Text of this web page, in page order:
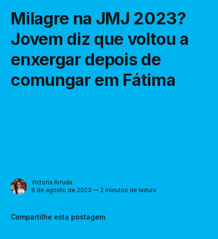
Milagre na JMJ 2023?
Jovem diz que voltou a
enxergar depois de
comungar em Fátima
Victoria Arruda
8 de agosto de 2023 — 2 minutos de leitura
Compartilhe esta postagem